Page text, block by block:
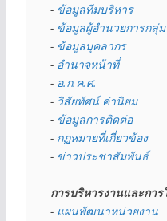
- ข้อมูลทีมบริหาร
- ข้อมูลผู้อำนวยการกลุ่ม
- ข้อมูลบุคลากร
- อำนาจหน้าที่
- อ.ก.ค.ศ.
- วิสัยทัศน์ ค่านิยม
- ข้อมูลการติดต่อ
- กฏหมายที่เกี่ยวข้อง
- ข่าวประชาสัมพันธ์
การบริหารงานและกา
- แผนพัฒนาหน่วยงาน